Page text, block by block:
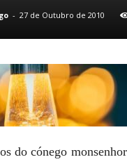
- 27 de Outubro de 2010
do cónego